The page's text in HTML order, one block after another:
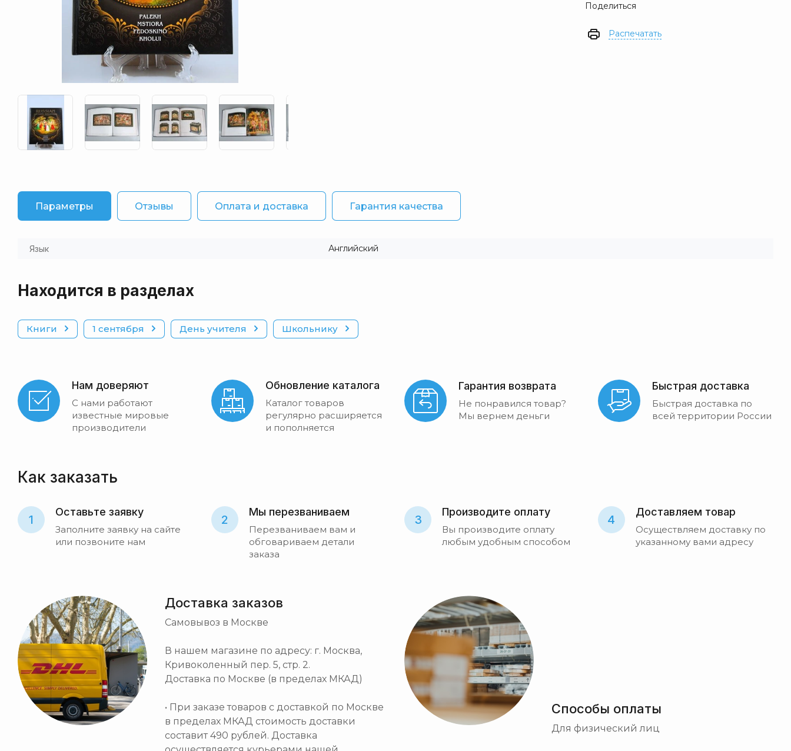
Поделиться
Распечатать
Параметры Отзывы Оплата и доставка Гарантия качества
Язык Английский
Находится в разделах
Книги 1 сентября День учителя Школьнику
Нам доверяют
С нами работают
известные мировые
производители
Обновление каталога
Каталог товаров
регулярно расширяется
и пополняется
Гарантия возврата
Не понравился товар?
Мы вернем деньги
Быстрая доставка
Быстрая доставка по
всей территории России
Как заказать
1
Оставьте заявку
Заполните заявку на сайте
или позвоните нам
2
Мы перезваниваем
Перезваниваем вам и
обговариваем детали
заказа
3
Производите оплату
Вы производите оплату
любым удобным способом
4
Доставляем товар
Осуществляем доставку по
указанному вами адресу
Доставка заказов
Самовывоз в Москве
В нашем магазине по адресу: г. Москва,
Кривоколенный пер. 5, стр. 2.
Доставка по Москве (в пределах МКАД)
• При заказе товаров с доставкой по Москве
в пределах МКАД стоимость доставки
составит 490 рублей. Доставка
Способы оплаты
Для физический лиц